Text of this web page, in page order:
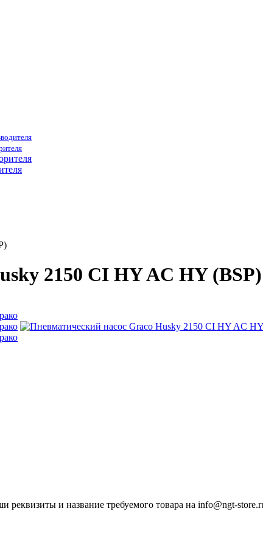
2150 CI HY AC HY
и название требуемого товара на info@ngt-